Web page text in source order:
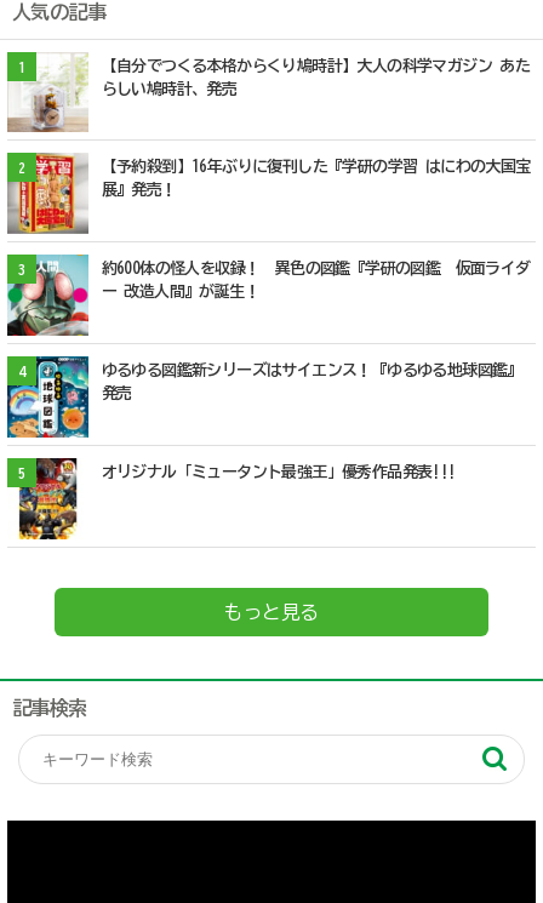
人気の記事
1
【自分でつくる本格からくり鳩時計】大人の科学マガジン あた
らしい鳩時計、発売
2
【予約殺到】16年ぶりに復刊した『学研の学習 はにわの大国宝
展』発売！
3
約600体の怪人を収録！ 異色の図鑑『学研の図鑑 仮面ライダ
ー 改造人間』が誕生！
4
ゆるゆる図鑑新シリーズはサイエンス！『ゆるゆる地球図鑑』
発売
5 オリジナル「ミュータント最強王」優秀作品発表!!!
もっと見る
記事検索